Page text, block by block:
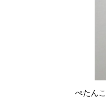
ぺたん